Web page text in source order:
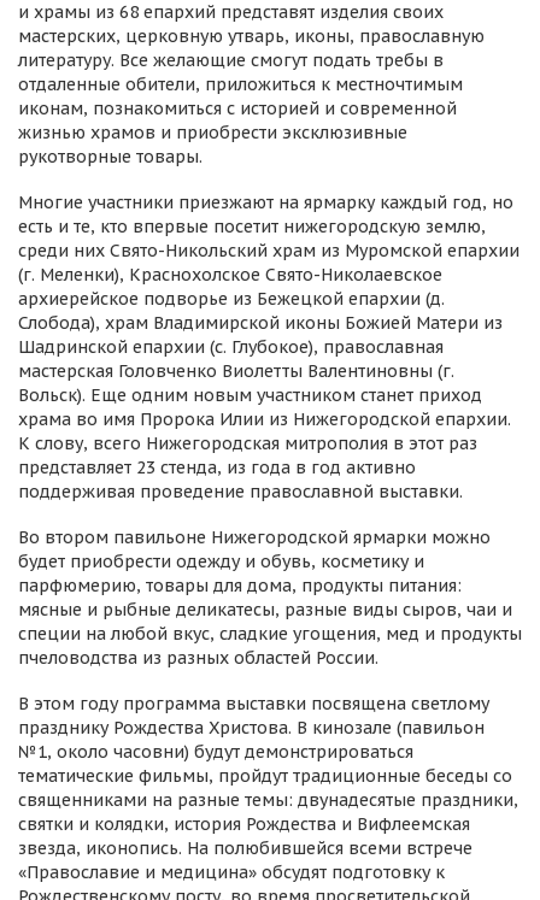
и храмы из 68 епархий представят изделия своих
мастерских, церковную утварь, иконы, православную
литературу. Все желающие смогут подать требы в
отдаленные обители, приложиться к местночтимым
иконам, познакомиться с историей и современной
жизнью храмов и приобрести эксклюзивные
рукотворные товары.
Многие участники приезжают на ярмарку каждый год, но
есть и те, кто впервые посетит нижегородскую землю,
среди них Свято-Никольский храм из Муромской епархии
(г. Меленки), Краснохолское Свято-Николаевское
архиерейское подворье из Бежецкой епархии (д.
Слобода), храм Владимирской иконы Божией Матери из
Шадринской епархии (с. Глубокое), православная
мастерская Головченко Виолетты Валентиновны (г.
Вольск). Еще одним новым участником станет приход
храма во имя Пророка Илии из Нижегородской епархии.
К слову, всего Нижегородская митрополия в этот раз
представляет 23 стенда, из года в год активно
поддерживая проведение православной выставки.
Во втором павильоне Нижегородской ярмарки можно
будет приобрести одежду и обувь, косметику и
парфюмерию, товары для дома, продукты питания:
мясные и рыбные деликатесы, разные виды сыров, чаи и
специи на любой вкус, сладкие угощения, мед и продукты
пчеловодства из разных областей России.
В этом году программа выставки посвящена светлому
празднику Рождества Христова. В кинозале (павильон
№1, около часовни) будут демонстрироваться
тематические фильмы, пройдут традиционные беседы со
священниками на разные темы: двунадесятые праздники,
святки и колядки, история Рождества и Вифлеемская
звезда, иконопись. На полюбившейся всеми встрече
«Православие и медицина» обсудят подготовку к